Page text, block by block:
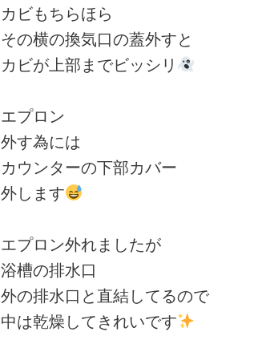
カビもちらほら
その横の換気口の蓋外すと
カビが上部までビッシリ
エプロン
外す為には
カウンターの下部カバー
外します
エプロン外れましたが
浴槽の排水口
外の排水口と直結してるので
中は乾燥してきれいです